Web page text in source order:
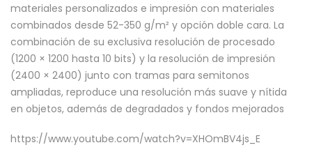
materiales personalizados e impresión con materiales
combinados desde 52-350 g/m² y opción doble cara. La
combinación de su exclusiva resolución de procesado
(1200 × 1200 hasta 10 bits) y la resolución de impresión
(2400 × 2400) junto con tramas para semitonos
ampliadas, reproduce una resolución más suave y nítida
en objetos, además de degradados y fondos mejorados
https://www.youtube.com/watch?v=XHOmBV4js_E